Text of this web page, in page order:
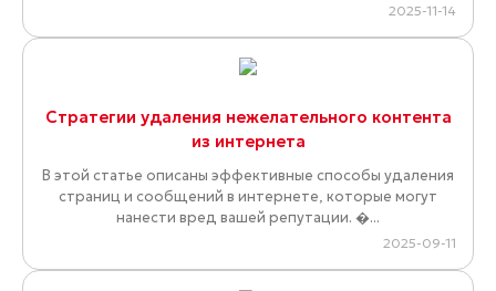
2025-11-14
Стратегии удаления нежелательного контента
из интернета
В этой статье описаны эффективные способы удаления
страниц и сообщений в интернете, которые могут
нанести вред вашей репутации. �...
2025-09-11